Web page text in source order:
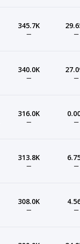
345.7K
— —
340.0K
— —
316.0K
— —
313.8K
— —
308.0K
— —